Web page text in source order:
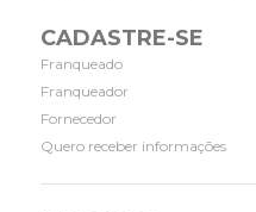
CADASTRE-SE
Franqueado
Franqueador
Fornecedor
Quero receber informações